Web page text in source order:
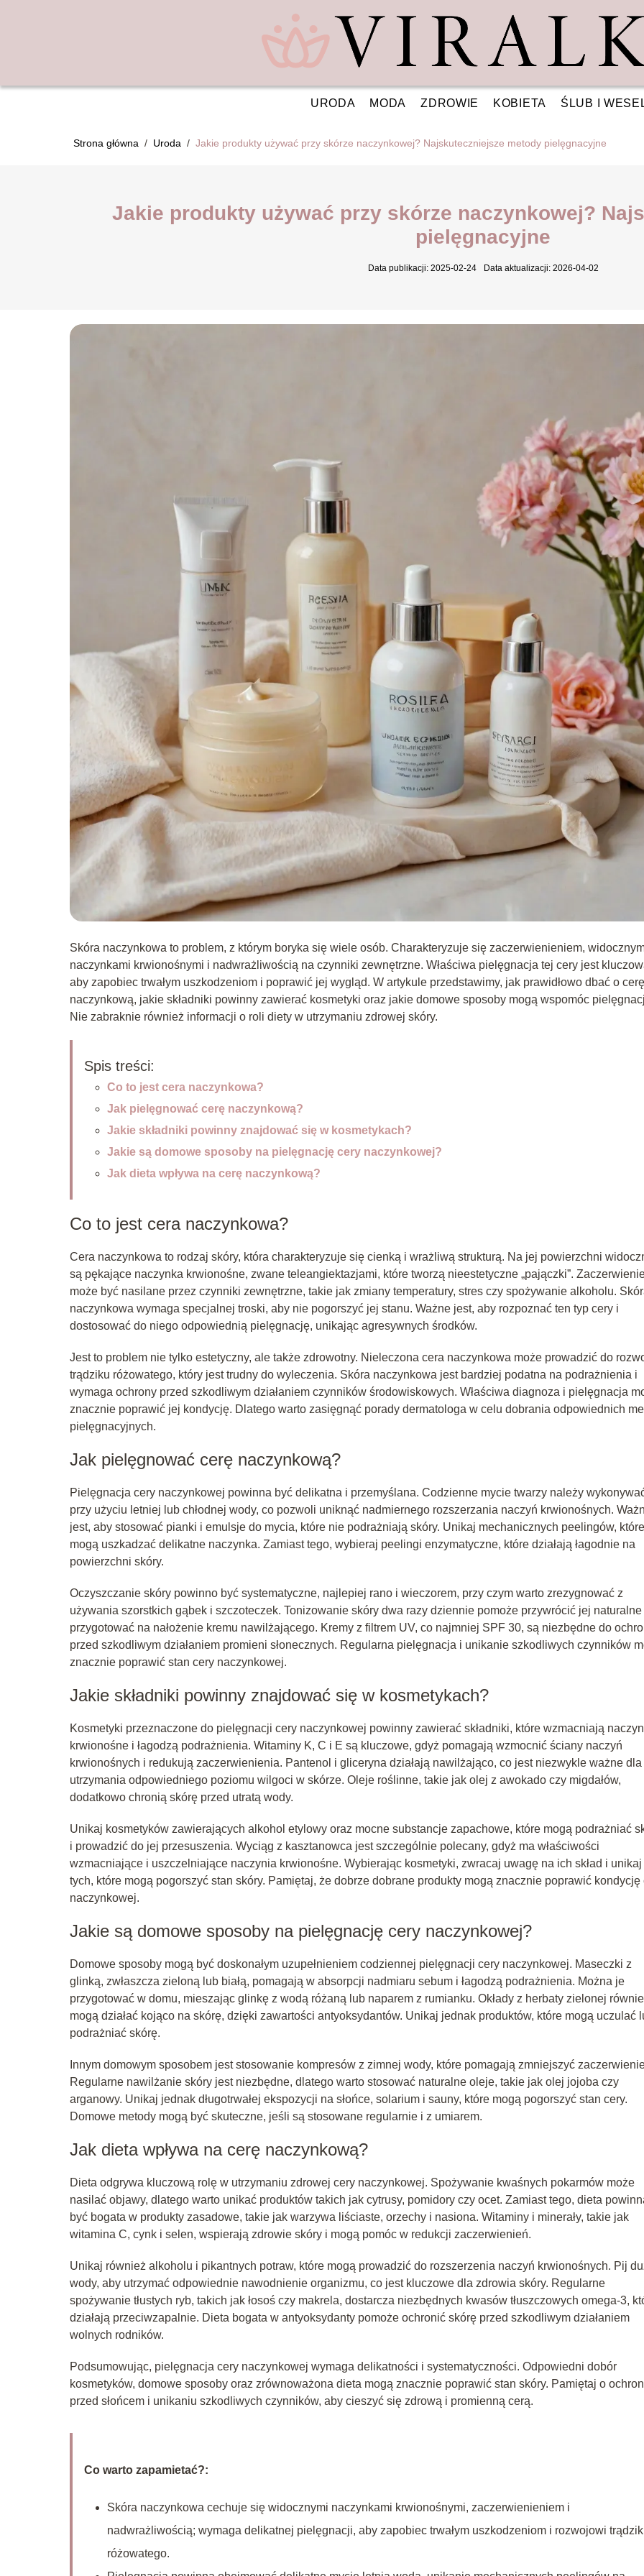
URODA MODA ZDROWIE KOBIETA ŚLUB I
Strona główna / Uroda / Jakie produkty używać przy skórze naczynkowej? Najskuteczniejsze metody pielęgnacyjne
Jakie produkty używać przy skórze naczynkowej?
pielęgnacyjne
Data publikacji: 2025-02-24 Data aktualizacji: 2026-04-02
Skóra naczynkowa to problem, z którym boryka się wiele osób. Charakteryzuje się zaczerwienieniem,
naczynkami krwionośnymi i nadwrażliwością na czynniki zewnętrzne. Właściwa pielęgnacja tej cery jest
aby zapobiec trwałym uszkodzeniom i poprawić jej wygląd. W artykule przedstawimy, jak prawidłowo dbać o cerę
naczynkową, jakie składniki powinny zawierać kosmetyki oraz jakie domowe sposoby mogą wspomóc
Nie zabraknie również informacji o roli diety w utrzymaniu zdrowej skóry.
Spis treści:
Co to jest cera naczynkowa?
Jak pielęgnować cerę naczynkową?
Jakie składniki powinny znajdować się w kosmetykach?
Jakie są domowe sposoby na pielęgnację cery naczynkowej?
Jak dieta wpływa na cerę naczynkową?
Co to jest cera naczynkowa?
Cera naczynkowa to rodzaj skóry, która charakteryzuje się cienką i wrażliwą strukturą. Na jej powierzchni
są pękające naczynka krwionośne, zwane teleangiektazjami, które tworzą nieestetyczne „pajączki”.
może być nasilane przez czynniki zewnętrzne, takie jak zmiany temperatury, stres czy spożywanie alkoholu.
naczynkowa wymaga specjalnej troski, aby nie pogorszyć jej stanu. Ważne jest, aby rozpoznać ten typ cery i
dostosować do niego odpowiednią pielęgnację, unikając agresywnych środków.
Jest to problem nie tylko estetyczny, ale także zdrowotny. Nieleczona cera naczynkowa może prowadzić do
trądziku różowatego, który jest trudny do wyleczenia. Skóra naczynkowa jest bardziej podatna na podrażnienia i
wymaga ochrony przed szkodliwym działaniem czynników środowiskowych. Właściwa diagnoza i pielęgnacja
znacznie poprawić jej kondycję. Dlatego warto zasięgnąć porady dermatologa w celu dobrania odpowiednich
pielęgnacyjnych.
Jak pielęgnować cerę naczynkową?
Pielęgnacja cery naczynkowej powinna być delikatna i przemyślana. Codzienne mycie twarzy należy
przy użyciu letniej lub chłodnej wody, co pozwoli uniknąć nadmiernego rozszerzania naczyń krwionośnych.
jest, aby stosować pianki i emulsje do mycia, które nie podrażniają skóry. Unikaj mechanicznych peelingów, które
mogą uszkadzać delikatne naczynka. Zamiast tego, wybieraj peelingi enzymatyczne, które działają łagodnie na
powierzchni skóry.
Oczyszczanie skóry powinno być systematyczne, najlepiej rano i wieczorem, przy czym warto zrezygnować z
używania szorstkich gąbek i szczoteczek. Tonizowanie skóry dwa razy dziennie pomoże przywrócić jej naturalne
przygotować na nałożenie kremu nawilżającego. Kremy z filtrem UV, co najmniej SPF 30, są niezbędne do
przed szkodliwym działaniem promieni słonecznych. Regularna pielęgnacja i unikanie szkodliwych czynników
znacznie poprawić stan cery naczynkowej.
Jakie składniki powinny znajdować się w kosmetykach?
Kosmetyki przeznaczone do pielęgnacji cery naczynkowej powinny zawierać składniki, które wzmacniają
krwionośne i łagodzą podrażnienia. Witaminy K, C i E są kluczowe, gdyż pomagają wzmocnić ściany naczyń
krwionośnych i redukują zaczerwienienia. Pantenol i gliceryna działają nawilżająco, co jest niezwykle ważne dla
utrzymania odpowiedniego poziomu wilgoci w skórze. Oleje roślinne, takie jak olej z awokado czy migdałów,
dodatkowo chronią skórę przed utratą wody.
Unikaj kosmetyków zawierających alkohol etylowy oraz mocne substancje zapachowe, które mogą podrażniać
i prowadzić do jej przesuszenia. Wyciąg z kasztanowca jest szczególnie polecany, gdyż ma właściwości
wzmacniające i uszczelniające naczynia krwionośne. Wybierając kosmetyki, zwracaj uwagę na ich skład i unikaj
tych, które mogą pogorszyć stan skóry. Pamiętaj, że dobrze dobrane produkty mogą znacznie poprawić kondycję
naczynkowej.
Jakie są domowe sposoby na pielęgnację cery naczynkowej?
Domowe sposoby mogą być doskonałym uzupełnieniem codziennej pielęgnacji cery naczynkowej. Maseczki z
glinką, zwłaszcza zieloną lub białą, pomagają w absorpcji nadmiaru sebum i łagodzą podrażnienia. Można je
przygotować w domu, mieszając glinkę z wodą różaną lub naparem z rumianku. Okłady z herbaty zielonej
mogą działać kojąco na skórę, dzięki zawartości antyoksydantów. Unikaj jednak produktów, które mogą uczulać
podrażniać skórę.
Innym domowym sposobem jest stosowanie kompresów z zimnej wody, które pomagają zmniejszyć
Regularne nawilżanie skóry jest niezbędne, dlatego warto stosować naturalne oleje, takie jak olej jojoba czy
arganowy. Unikaj jednak długotrwałej ekspozycji na słońce, solarium i sauny, które mogą pogorszyć stan cery.
Domowe metody mogą być skuteczne, jeśli są stosowane regularnie i z umiarem.
Jak dieta wpływa na cerę naczynkową?
Dieta odgrywa kluczową rolę w utrzymaniu zdrowej cery naczynkowej. Spożywanie kwaśnych pokarmów może
nasilać objawy, dlatego warto unikać produktów takich jak cytrusy, pomidory czy ocet. Zamiast tego, dieta
być bogata w produkty zasadowe, takie jak warzywa liściaste, orzechy i nasiona. Witaminy i minerały, takie jak
witamina C, cynk i selen, wspierają zdrowie skóry i mogą pomóc w redukcji zaczerwienień.
Unikaj również alkoholu i pikantnych potraw, które mogą prowadzić do rozszerzenia naczyń krwionośnych. Pij
wody, aby utrzymać odpowiednie nawodnienie organizmu, co jest kluczowe dla zdrowia skóry. Regularne
spożywanie tłustych ryb, takich jak łosoś czy makrela, dostarcza niezbędnych kwasów tłuszczowych omega-3,
działają przeciwzapalnie. Dieta bogata w antyoksydanty pomoże ochronić skórę przed szkodliwym działaniem
wolnych rodników.
Podsumowując, pielęgnacja cery naczynkowej wymaga delikatności i systematyczności. Odpowiedni dobór
kosmetyków, domowe sposoby oraz zrównoważona dieta mogą znacznie poprawić stan skóry. Pamiętaj o
przed słońcem i unikaniu szkodliwych czynników, aby cieszyć się zdrową i promienną cerą.
Co warto zapamietać?:
Skóra naczynkowa cechuje się widocznymi naczynkami krwionośnymi, zaczerwienieniem i
nadwrażliwością; wymaga delikatnej pielęgnacji, aby zapobiec trwałym uszkodzeniom i rozwojowi
różowatego.